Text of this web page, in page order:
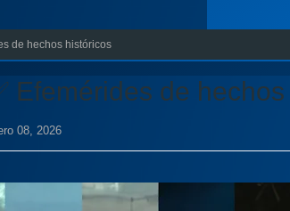
de hechos históricos
Efemérides de
08, 2026